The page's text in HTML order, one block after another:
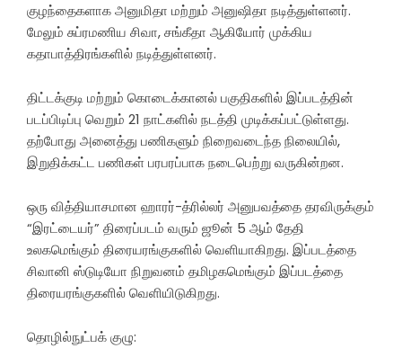
குழந்தைகளாக அனுமிதா மற்றும் அனுஷிதா நடித்துள்ளனர்.
மேலும் சுப்ரமணிய சிவா, சங்கீதா ஆகியோர் முக்கிய
கதாபாத்திரங்களில் நடித்துள்ளனர்.
திட்டக்குடி மற்றும் கொடைக்கானல் பகுதிகளில் இப்படத்தின்
படப்பிடிப்பு வெறும் 21 நாட்களில் நடத்தி முடிக்கப்பட்டுள்ளது.
தற்போது அனைத்து பணிகளும் நிறைவடைந்த நிலையில்,
இறுதிக்கட்ட பணிகள் பரபரப்பாக நடைபெற்று வருகின்றன.
ஒரு வித்தியாசமான ஹாரர்-த்ரில்லர் அனுபவத்தை தரவிருக்கும்
“இரட்டையர்” திரைப்படம் வரும் ஜூன் 5 ஆம் தேதி
உலகமெங்கும் திரையரங்குகளில் வெளியாகிறது. இப்படத்தை
சிவானி ஸ்டுடியோ நிறுவனம் தமிழகமெங்கும் இப்படத்தை
திரையரங்குகளில் வெளியிடுகிறது.
தொழில்நுட்பக் குழு: